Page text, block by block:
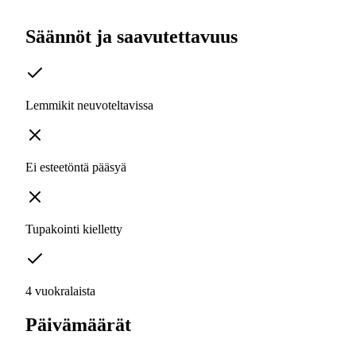
Säännöt ja saavutettavuus
Lemmikit neuvoteltavissa
Ei esteetöntä pääsyä
Tupakointi kielletty
4 vuokralaista
Päivämäärät